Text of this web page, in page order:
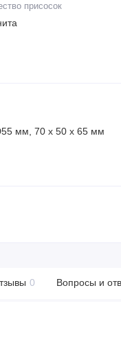
присосок
мм, 70 х 50 х 65 мм
0 Вопросы и